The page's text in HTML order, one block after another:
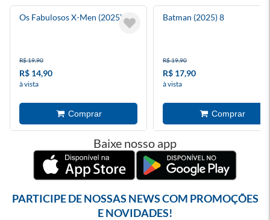
Os Fabulosos X-Men (2025) 9
R$ 19,90
R$ 14,90
à vista
Batman (2025) 8
R$ 19,90
R$ 17,90
à vista
Baixe nosso app
PARTICIPE DE NOSSAS NEWS COM PROMOÇÕES
E NOVIDADES!